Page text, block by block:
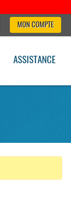
MON COMPTE
ASSISTANCE